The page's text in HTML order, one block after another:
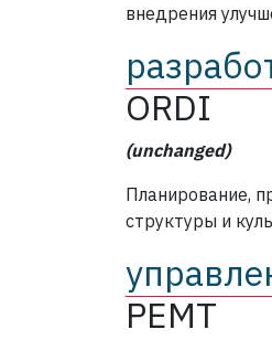
внедрения
ORDI
(unchanged)
Планирование,
структуры и
PEMT